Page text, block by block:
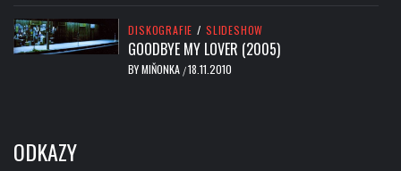
DISKOGRAFIE / SLIDESHOW
GOODBYE MY LOVER (2005)
BYMIŇONKA /18.11.2010
ODKAZY